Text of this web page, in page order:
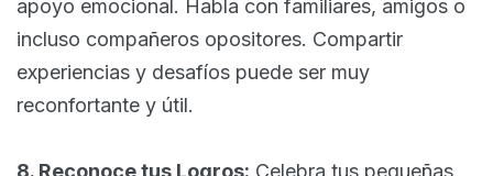
apoyo emocional. Habla con familiares, amigos o
incluso compañeros opositores. Compartir
experiencias y desafíos puede ser muy
reconfortante y útil.
8. Reconoce tus Logros: Celebra tus pequeñas